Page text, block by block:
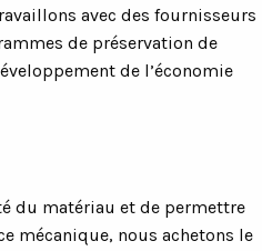
avec des fournisseurs
de préservation de
de l’économie
du matériau et de permettre
mécanique, nous achetons le